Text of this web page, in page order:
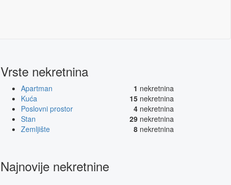
Vrste nekretnina
Apartman 1 nekretnina
Kuća
15 nekretnina
Poslovni prostor
4 nekretnina
Stan
29 nekretnina
Zemljište
8 nekretnina
Najnovije nekretnine